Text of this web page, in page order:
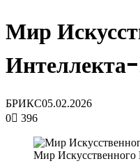
Мир
БРИКС05.02.2026
0
396
Мир Искусственного